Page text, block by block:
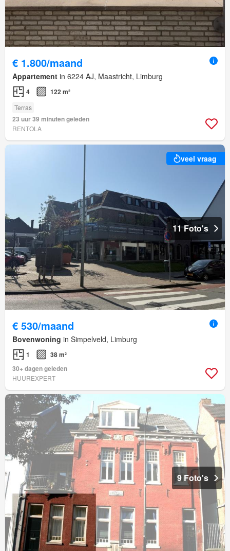
€ 1.800/maand
Appartement in 6224 AJ, Maastricht, Limburg
4 122 m²
Terras
23 uur 39 minuten geleden
RENTOLA
veel vraag
11 Foto's
€ 530/maand
Bovenwoning in Simpelveld, Limburg
1
38 m²
30+ dagen geleden
HUUREXPERT
9 Foto's